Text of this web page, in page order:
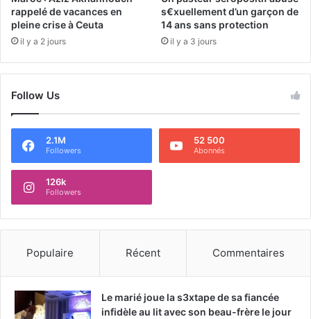
rappelé de vacances en
pleine crise à Ceuta
il y a 2 jours
s€xuellement d’un garçon de
14 ans sans protection
il y a 3 jours
Follow Us
2.1M
Followers
52 500
Abonnés
126k
Followers
Populaire Récent Commentaires
Le marié joue la s3xtape de sa fiancée
infidèle au lit avec son beau-frère le jour